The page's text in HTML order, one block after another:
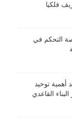
فلكيا
التحكم في
توحيد
القاعدي